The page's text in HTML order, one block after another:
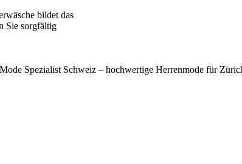
bildet das
Sie sorgfältig
Spezialist Schweiz – hochwertige Herrenmode für